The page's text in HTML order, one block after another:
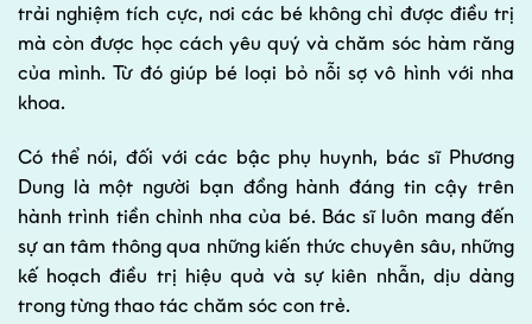
trải nghiệm tích cực, nơi các bé không chỉ được điều trị
mà còn được học cách yêu quý và chăm sóc hàm răng
của mình. Từ đó giúp bé loại bỏ nỗi sợ vô hình với nha
khoa.
Có thể nói, đối với các bậc phụ huynh, bác sĩ Phương
Dung là một người bạn đồng hành đáng tin cậy trên
hành trình tiền chỉnh nha của bé. Bác sĩ luôn mang đến
sự an tâm thông qua những kiến thức chuyên sâu, những
kế hoạch điều trị hiệu quả và sự kiên nhẫn, dịu dàng
trong từng thao tác chăm sóc con trẻ.